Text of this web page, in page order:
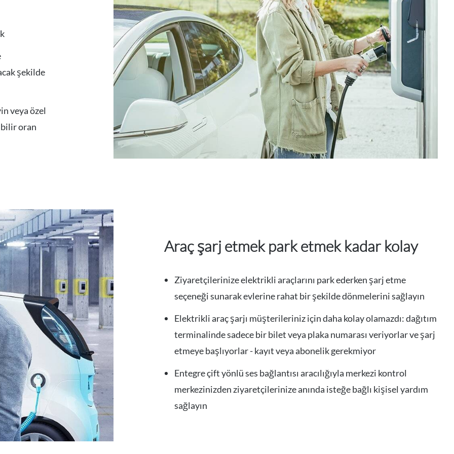
şekilde
veya özel
oran
Araç şarj etmek park etmek kadar kolay
Ziyaretçilerinize elektrikli araçlarını park ederken şarj etme
seçeneği sunarak evlerine rahat bir şekilde dönmelerini sağlayın
Elektrikli araç şarjı müşterileriniz için daha kolay olamazdı: dağıtım
terminalinde sadece bir bilet veya plaka numarası veriyorlar ve şarj
etmeye başlıyorlar - kayıt veya abonelik gerekmiyor
Entegre çift yönlü ses bağlantısı aracılığıyla merkezi kontrol
merkezinizden ziyaretçilerinize anında isteğe bağlı kişisel yardım
sağlayın